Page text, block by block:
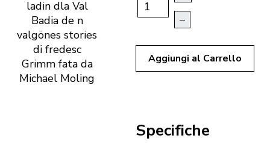
ladin dla Val
Badia de n
valgönes stories
di fredesc
Grimm fata da
Michael Moling
–
Aggiungi al Carrello
Specifiche